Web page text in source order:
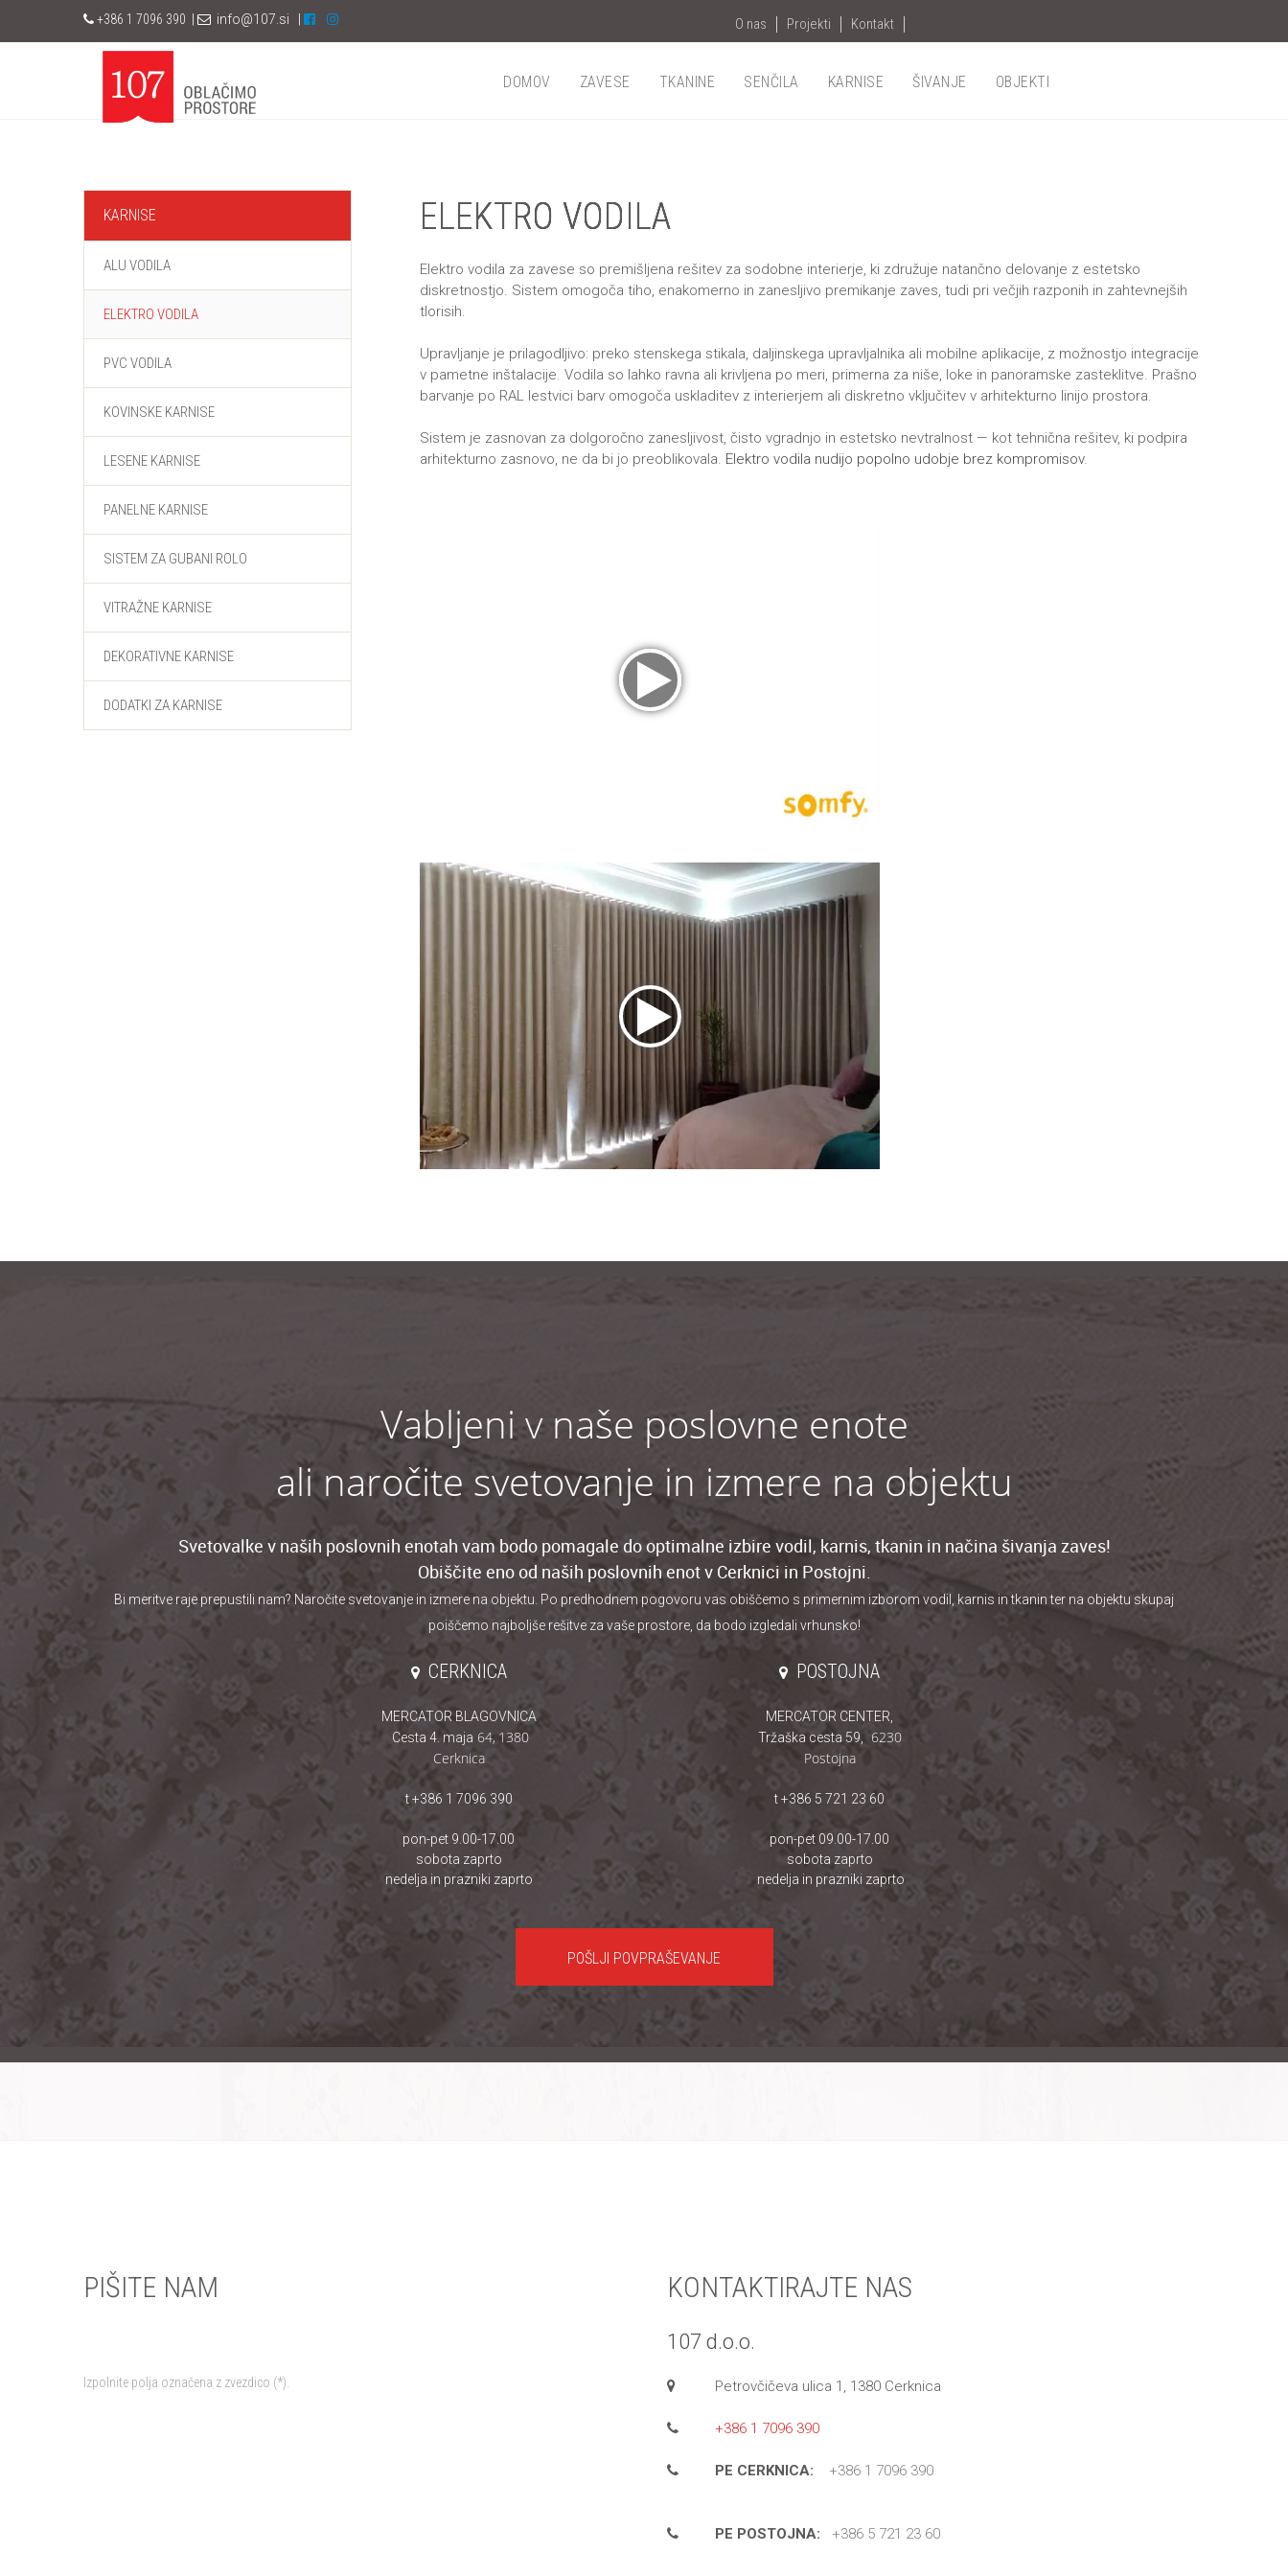
+386 1 7096 390 info@107.si O nas Projekti Kontakt
DOMOV ZAVESE TKANINE SENČILA KARNISE ŠIVANJE OBJEKTI
KARNISE
ALU VODILA
ELEKTRO VODILA
PVC VODILA
KOVINSKE KARNISE
LESENE KARNISE
PANELNE KARNISE
SISTEM ZA GUBANI ROLO
VITRAŽNE KARNISE
DEKORATIVNE KARNISE
DODATKI ZA KARNISE
ELEKTRO VODILA
Elektro vodila za zavese so premišljena rešitev za sodobne interierje, ki združuje natančno delovanje z estetsko
diskretnostjo. Sistem omogoča tiho, enakomerno in zanesljivo premikanje zaves, tudi pri večjih razponih in zahtevnejših
tlorisih.
Upravljanje je prilagodljivo: preko stenskega stikala, daljinskega upravljalnika ali mobilne aplikacije, z možnostjo integracije
v pametne inštalacije. Vodila so lahko ravna ali krivljena po meri, primerna za niše, loke in panoramske zasteklitve. Prašno
barvanje po RAL lestvici barv omogoča uskladitev z interierjem ali diskretno vključitev v arhitekturno linijo prostora.
Sistem je zasnovan za dolgoročno zanesljivost, čisto vgradnjo in estetsko nevtralnost — kot tehnična rešitev, ki podpira
arhitekturno zasnovo, ne da bi jo preoblikovala. Elektro vodila nudijo popolno udobje brez kompromisov.
Vabljeni v naše poslovne enote
ali naročite svetovanje in izmere na objektu
Svetovalke v naših poslovnih enotah vam bodo pomagale do optimalne izbire vodil, karnis, tkanin in načina šivanja zaves!
Obiščite eno od naših poslovnih enot v Cerknici in Postojni.
Bi meritve raje prepustili nam? Naročite svetovanje in izmere na objektu. Po predhodnem pogovoru vas obiščemo s primernim izborom vodil, karnis in tkanin ter na objektu skupaj
poiščemo najboljše rešitve za vaše prostore, da bodo izgledali vrhunsko!
CERKNICA
MERCATOR BLAGOVNICA
Cesta 4. maja 64, 1380
Cerknica
t +386 1 7096 390
pon-pet 9.00-17.00
sobota zaprto
nedelja in prazniki zaprto
POSTOJNA
MERCATOR CENTER,
Tržaška cesta 59,
6230
Postojna
t +386 5 721 23 60
pon-pet 09.00-17.00
sobota zaprto
nedelja in prazniki zaprto
POŠLJI POVPRAŠEVANJE
PIŠITE NAM
Izpolnite polja označena z zvezdico (*).
KONTAKTIRAJTE NAS
107 d.o.o.
Petrovčičeva ulica 1, 1380 Cerknica
+386 1 7096 390
PE CERKNICA: +386 1 7096 390
PE POSTOJNA: +386 5 721 23 60